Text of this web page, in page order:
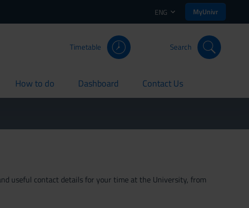
ENG MyUnivr
Timetable Search
How to do
current Dashboard
current Contact Us
current
useful contact details for your time at the University, from